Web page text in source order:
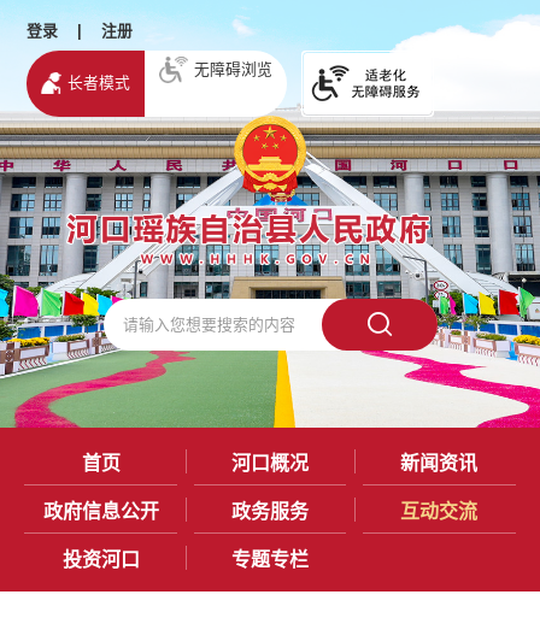
登录 | 注册
长者模式
无障碍浏览
首页 河口概况 新闻资讯
政府信息公开 政务服务 互动交流
投资河口 专题专栏